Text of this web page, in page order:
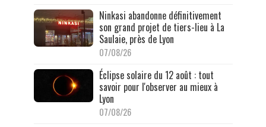
Ninkasi abandonne définitivement
son grand projet de tiers-lieu à La
Saulaie, près de Lyon
07/08/26
Éclipse solaire du 12 août : tout
savoir pour l'observer au mieux à
Lyon
07/08/26